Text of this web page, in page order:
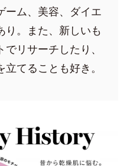
ーム、美容、ダイエ
り。また、新しいも
リサーチしたり、
てることも好き。